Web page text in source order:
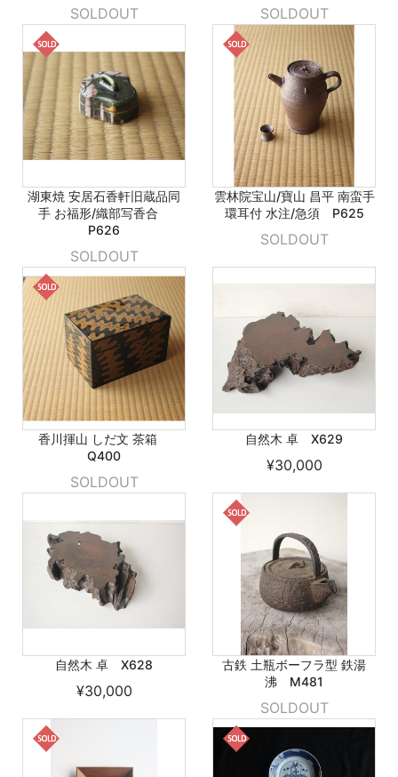
SOLDOUT SOLDOUT
湖東焼 安居石香軒旧蔵品同
手 お福形/織部写香合
P626
SOLDOUT
雲林院宝山/寶山 昌平 南蛮手
環耳付 水注/急須 P625
SOLDOUT
香川揮山 しだ文 茶箱
Q400
SOLDOUT
自然木 卓 X629
¥30,000
自然木 卓 X628
¥30,000
古鉄 土瓶ボーフラ型 鉄湯
沸 M481
SOLDOUT